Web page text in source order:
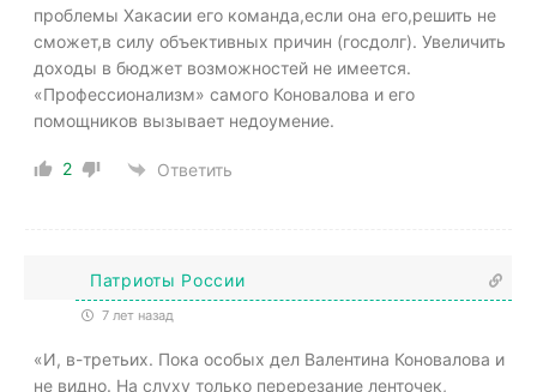
проблемы Хакасии его команда,если она его,решить не
сможет,в силу объективных причин (госдолг). Увеличить
доходы в бюджет возможностей не имеется.
«Профессионализм» самого Коновалова и его
помощников вызывает недоумение.
2 Ответить
Патриоты России
7 лет назад
«И, в-третьих. Пока особых дел Валентина Коновалова и
не видно. На слуху только перерезание ленточек,